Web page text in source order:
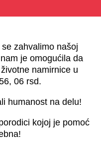
zahvalimo našoj
je omogućila da
namirnice u
06 rsd.
humanost na delu!
kojoj je pomoć